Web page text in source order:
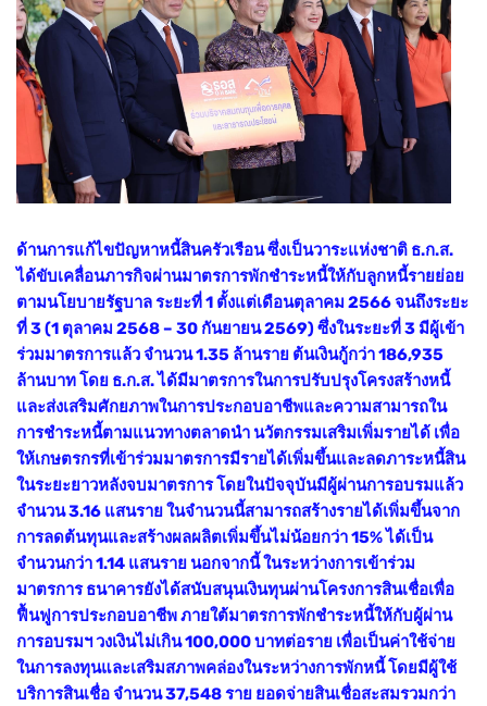
ด้านการแก้ไขปัญหาหนี้สินครัวเรือน ซึ่งเป็นวาระแห่งชาติ ธ.ก.ส.
ได้ขับเคลื่อนภารกิจผ่านมาตรการพักชำระหนี้ให้กับลูกหนี้รายย่อย
ตามนโยบายรัฐบาล ระยะที่ 1 ตั้งแต่เดือนตุลาคม 2566 จนถึงระยะ
ที่ 3 (1 ตุลาคม 2568 – 30 กันยายน 2569) ซึ่งในระยะที่ 3 มีผู้เข้า
ร่วมมาตรการแล้ว จำนวน 1.35 ล้านราย ต้นเงินกู้กว่า 186,935
ล้านบาท โดย ธ.ก.ส. ได้มีมาตรการในการปรับปรุงโครงสร้างหนี้
และส่งเสริมศักยภาพในการประกอบอาชีพและความสามารถใน
การชำระหนี้ตามแนวทางตลาดนำ นวัตกรรมเสริมเพิ่มรายได้ เพื่อ
ให้เกษตรกรที่เข้าร่วมมาตรการมีรายได้เพิ่มขึ้นและลดภาระหนี้สิน
ในระยะยาวหลังจบมาตรการ โดยในปัจจุบันมีผู้ผ่านการอบรมแล้ว
จำนวน 3.16 แสนราย ในจำนวนนี้สามารถสร้างรายได้เพิ่มขึ้นจาก
การลดต้นทุนและสร้างผลผลิตเพิ่มขึ้นไม่น้อยกว่า 15% ได้เป็น
จำนวนกว่า 1.14 แสนราย นอกจากนี้ ในระหว่างการเข้าร่วม
มาตรการ ธนาคารยังได้สนับสนุนเงินทุนผ่านโครงการสินเชื่อเพื่อ
ฟื้นฟูการประกอบอาชีพ ภายใต้มาตรการพักชำระหนี้ให้กับผู้ผ่าน
การอบรมฯ วงเงินไม่เกิน 100,000 บาทต่อราย เพื่อเป็นค่าใช้จ่าย
ในการลงทุนและเสริมสภาพคล่องในระหว่างการพักหนี้ โดยมีผู้ใช้
บริการสินเชื่อ จำนวน 37,548 ราย ยอดจ่ายสินเชื่อสะสมรวมกว่า